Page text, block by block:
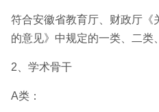
符合安徽省教育厅、财政厅《
的意见》中规定的一类、二类
2、学术骨干
A类：